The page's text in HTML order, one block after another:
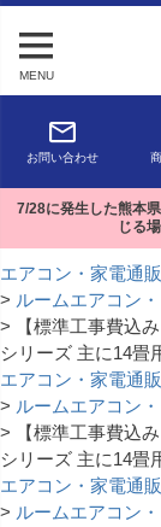
MENU
お問い合わせ
7/28に発生した熊本
じる
エアコン・家電通
ルームエアコン
【標準工事費込
シリーズ 主に14畳
エアコン・家電通
ルームエアコン
【標準工事費込
シリーズ 主に14畳
エアコン・家電通
ルームエアコン